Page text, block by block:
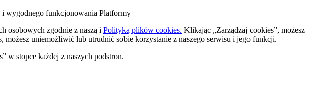
i wygodnego funkcjonowania Platformy
osobowych zgodnie z naszą i Polityką plików cookies. Klikając „Zarządzaj cookies”, możesz
uniemożliwić lub utrudnić sobie korzystanie z naszego serwisu i jego funkcji.
w stopce każdej z naszych podstron.